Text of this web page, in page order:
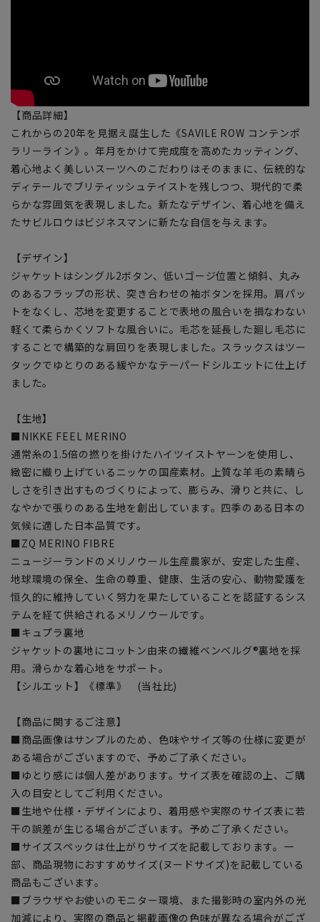
【商品詳細】
これからの20年を見据え誕生した《SAVILE ROW コンテンポ
ラリーライン》。年月をかけて完成度を高めたカッティング、
着心地よく美しいスーツへのこだわりはそのままに、伝統的な
ディテールでブリティッシュテイストを残しつつ、現代的で柔
らかな雰囲気を表現しました。新たなデザイン、着心地を備え
たサビルロウはビジネスマンに新たな自信を与えます。
【デザイン】
ジャケットはシングル2ボタン、低いゴージ位置と傾斜、丸み
のあるフラップの形状、突き合わせの袖ボタンを採用。肩パッ
トをなくし、芯地を変更することで表地の風合いを損なわない
軽くて柔らかくソフトな風合いに。毛芯を延長した廻し毛芯に
することで構築的な肩回りを表現しました。スラックスはツー
タックでゆとりのある緩やかなテーパードシルエットに仕上げ
ました。
【生地】
■NIKKE FEEL MERINO
通常糸の1.5倍の撚りを掛けたハイツイストヤーンを使用し、
緻密に織り上げているニッケの国産素材。上質な羊毛の素晴ら
しさを引き出すものづくりによって、膨らみ、滑りと共に、し
なやかで張りのある生地を創出しています。四季のある日本の
気候に適した日本品質です。
■ZQ MERINO FIBRE
ニュージーランドのメリノウール生産農家が、安定した生産、
地球環境の保全、生命の尊重、健康、生活の安心、動物愛護を
恒久的に維持していく努力を果たしていることを認証するシス
テムを経て供給されるメリノウールです。
■キュプラ裏地
ジャケットの裏地にコットン由来の繊維ベンベルグ®裏地を採
用。滑らかな着心地をサポート。
【シルエット】《標準》 (当社比)
【商品に関するご注意】
■商品画像はサンプルのため、色味やサイズ等の仕様に変更が
ある場合がございますので、予めご了承ください。
■ゆとり感には個人差があります。サイズ表を確認の上、ご購
入の目安としてご利用ください。
■生地や仕様・デザインにより、着用感や実際のサイズ表に若
干の誤差が生じる場合がございます。予めご了承ください。
■サイズスペックは仕上がりサイズを記載しております。一
部、商品現物におすすめサイズ(ヌードサイズ)を記載している
商品もございます。
■ブラウザやお使いのモニター環境、また撮影時の室内外の光
加減により、実際の商品と掲載画像の色味が異なる場合がござ